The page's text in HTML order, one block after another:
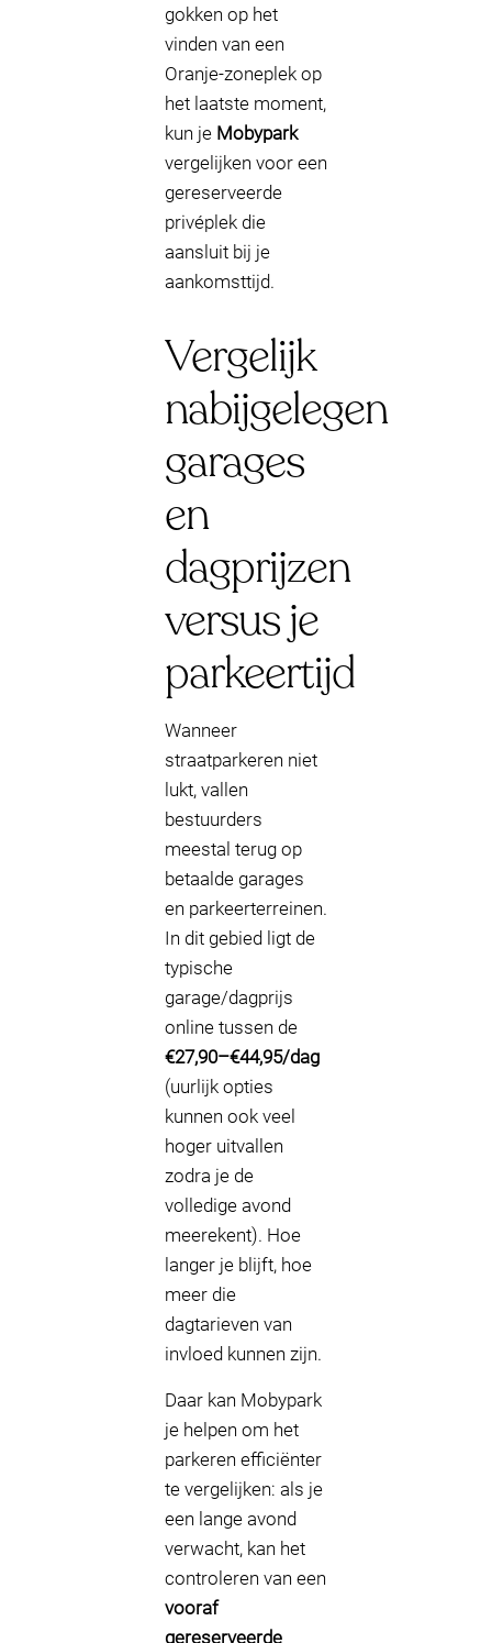
gokken op het
vinden van een
Oranje-zoneplek op
het laatste moment,
kun je Mobypark
vergelijken voor een
gereserveerde
privéplek die
aansluit bij je
aankomsttijd.
Vergelijk
nabijgelegen
garages
en
dagprijzen
versus je
parkeertijd
Wanneer
straatparkeren niet
lukt, vallen
bestuurders
meestal terug op
betaalde garages
en parkeerterreinen.
In dit gebied ligt de
typische
garage/dagprijs
online tussen de
€27,90–€44,95/dag
(uurlijk opties
kunnen ook veel
hoger uitvallen
zodra je de
volledige avond
meerekent). Hoe
langer je blijft, hoe
meer die
dagtarieven van
invloed kunnen zijn.
Daar kan Mobypark
je helpen om het
parkeren efficiënter
te vergelijken: als je
een lange avond
verwacht, kan het
controleren van een
vooraf
gereserveerde